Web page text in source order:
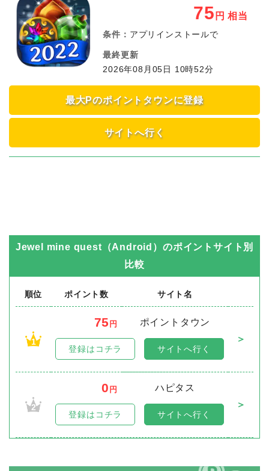
75 円 相当
条件： アプリインストールで
最終更新
2026年08月05日 10時52分
最大Pのポイントタウンに登録
サイトへ行く
Jewel mine quest（Android） のポイントサイト別
比較
順位 ポイント数 サイト名
1
75 円
ポイントタウン
＞
登録はコチラ サイトへ行く
2
0 円
ハピタス
＞
登録はコチラ サイトへ行く